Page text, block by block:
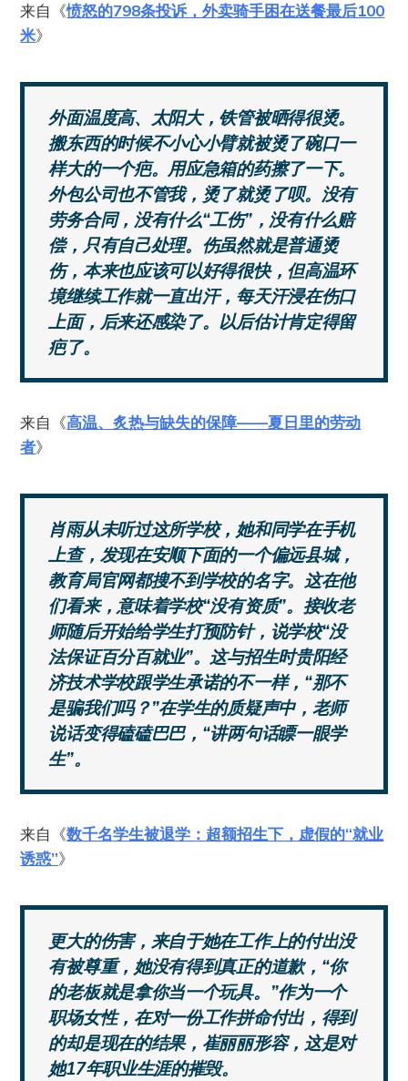
来自《愤怒的798条投诉，外卖骑手困在送餐最后100
米》
外面温度高、太阳大，铁管被晒得很烫。
搬东西的时候不小心小臂就被烫了碗口一
样大的一个疤。用应急箱的药擦了一下。
外包公司也不管我，烫了就烫了呗。没有
劳务合同，没有什么“工伤”，没有什么赔
偿，只有自己处理。伤虽然就是普通烫
伤，本来也应该可以好得很快，但高温环
境继续工作就一直出汗，每天汗浸在伤口
上面，后来还感染了。以后估计肯定得留
疤了。
来自《高温、炙热与缺失的保障——夏日里的劳动
者》
肖雨从未听过这所学校，她和同学在手机
上查，发现在安顺下面的一个偏远县城，
教育局官网都搜不到学校的名字。这在他
们看来，意味着学校“没有资质”。 接收老
师随后开始给学生打预防针，说学校“没
法保证百分百就业”。这与招生时贵阳经
济技术学校跟学生承诺的不一样，“那不
是骗我们吗？”在学生的质疑声中，老师
说话变得磕磕巴巴，“讲两句话瞟一眼学
生”。
来自《数千名学生被退学：超额招生下，虚假的“就业
诱惑”》
更大的伤害，来自于她在工作上的付出没
有被尊重，她没有得到真正的道歉，“你
的老板就是拿你当一个玩具。”作为一个
职场女性，在对一份工作拼命付出，得到
的却是现在的结果，崔丽丽形容，这是对
她17年职业生涯的摧毁。